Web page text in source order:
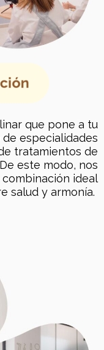
que pone a tu
especialidades
tratamientos de
este modo, nos
ideal
salud y armonía.